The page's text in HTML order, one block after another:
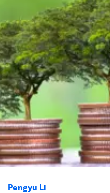
Pengyu Li